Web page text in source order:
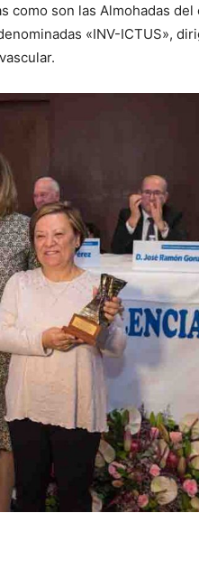
como son las Almohadas
«INV-ICTUS»,